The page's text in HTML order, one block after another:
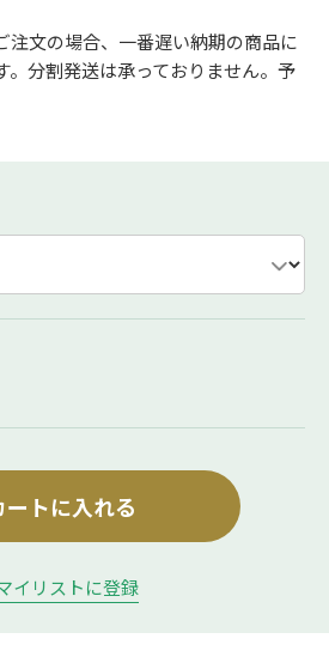
文の場合、一番遅い納期の商品に
。分割発送は承っておりません。予
ートに入れる
イリストに登録